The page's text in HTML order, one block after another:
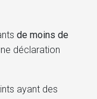
de moins de
déclaration
ayant des